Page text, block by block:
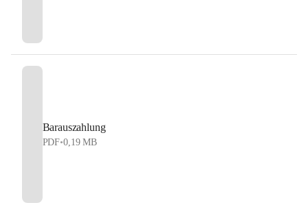
Barauszahlung
PDF•0,19 MB